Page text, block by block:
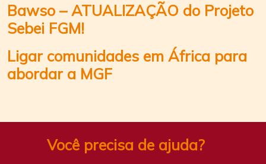
Bawso – ATUALIZAÇÃO do Projeto
Sebei FGM!
Ligar comunidades em África para
abordar a MGF
Você precisa de ajuda?